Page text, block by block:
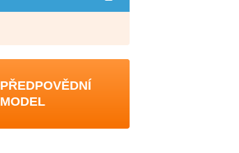
PŘEDPOVĚDNÍ
MODEL